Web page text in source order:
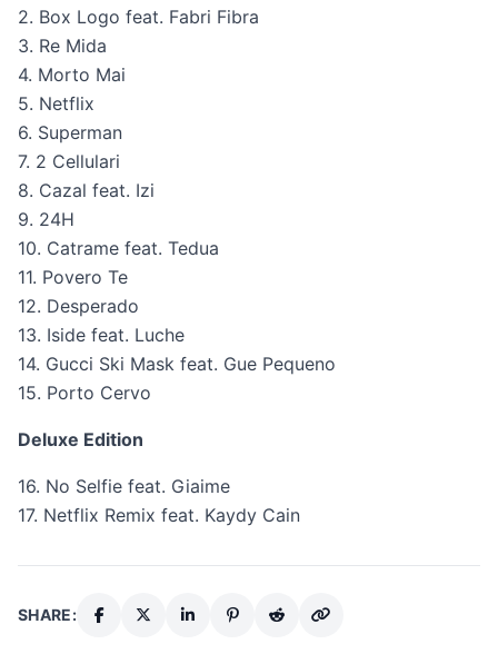
2. Box Logo feat. Fabri Fibra
3. Re Mida
4. Morto Mai
5. Netflix
6. Superman
7. 2 Cellulari
8. Cazal feat. Izi
9. 24H
10. Catrame feat. Tedua
11. Povero Te
12. Desperado
13. Iside feat. Luche
14. Gucci Ski Mask feat. Gue Pequeno
15. Porto Cervo
Deluxe Edition
16. No Selfie feat. Giaime
17. Netflix Remix feat. Kaydy Cain
SHARE: